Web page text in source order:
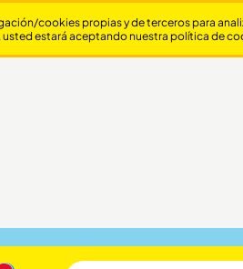
cookies propias y de terceros para
usted estará aceptando nuestra política de